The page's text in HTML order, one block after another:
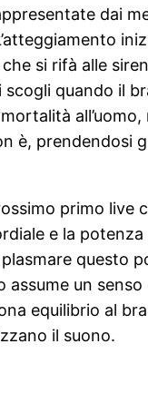
dai
si rifà alle
quando il
è, prendendosi
primo live
e la
questo
un senso
equilibrio al
il suono.